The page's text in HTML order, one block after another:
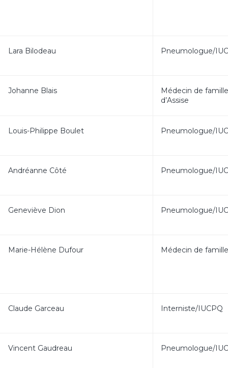
Lara Bilodeau Pneumologue/
Johanne Blais
Médecin de
d’Assise
Louis-Philippe Boulet Pneumologue/
Andréanne Côté Pneumologue/
Geneviève Dion Pneumologue/
Marie-Hélène Dufour Médecin de
Claude Garceau Interniste/IUCPQ
Vincent Gaudreau Pneumologue/